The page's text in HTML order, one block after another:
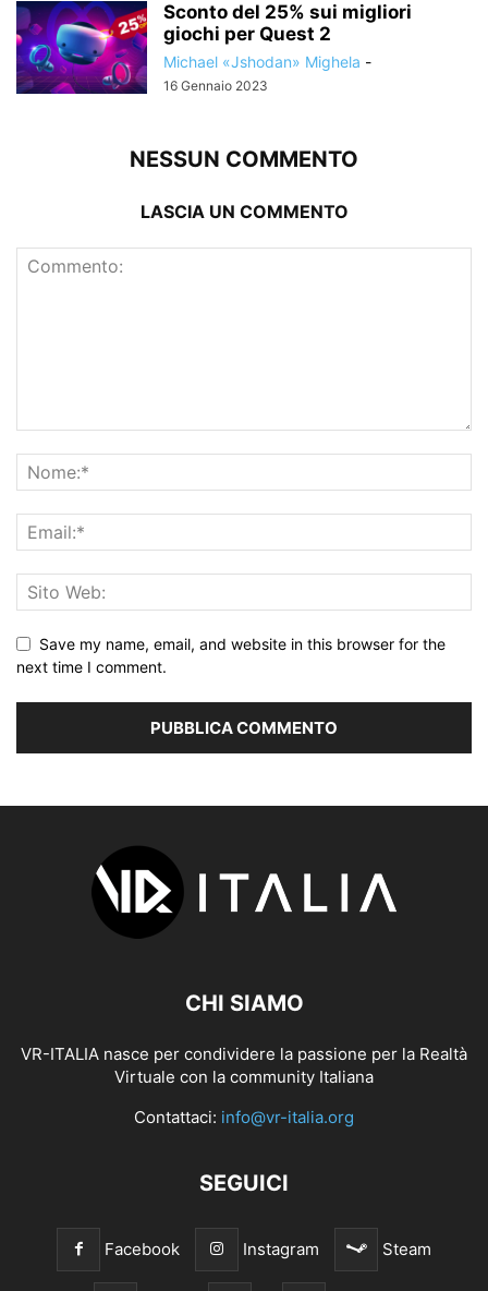
Sconto del 25% sui migliori
giochi per Quest 2
Michael «Jshodan» Mighela -
16 Gennaio 2023
NESSUN COMMENTO
LASCIA UN COMMENTO
Save my name, email, and website in this browser for the
next time I comment.
CHI SIAMO
VR-ITALIA nasce per condividere la passione per la Realtà
Virtuale con la community Italiana
Contattaci: info@vr-italia.org
SEGUICI
Facebook Instagram Steam